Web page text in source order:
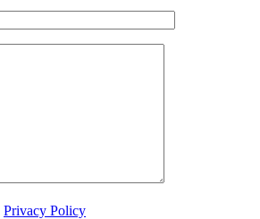
Privacy Policy